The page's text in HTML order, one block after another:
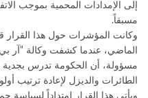
إلى الإمدادات المحمية بموجب
مسبقاً.
​وكانت المؤشرات حول هذا القرار
مسؤولة، أن الحكومة تدرس
الطائرات والديزل لإعادة ترتيب
​ويأتي هذا القرار امتداداً لسياسة